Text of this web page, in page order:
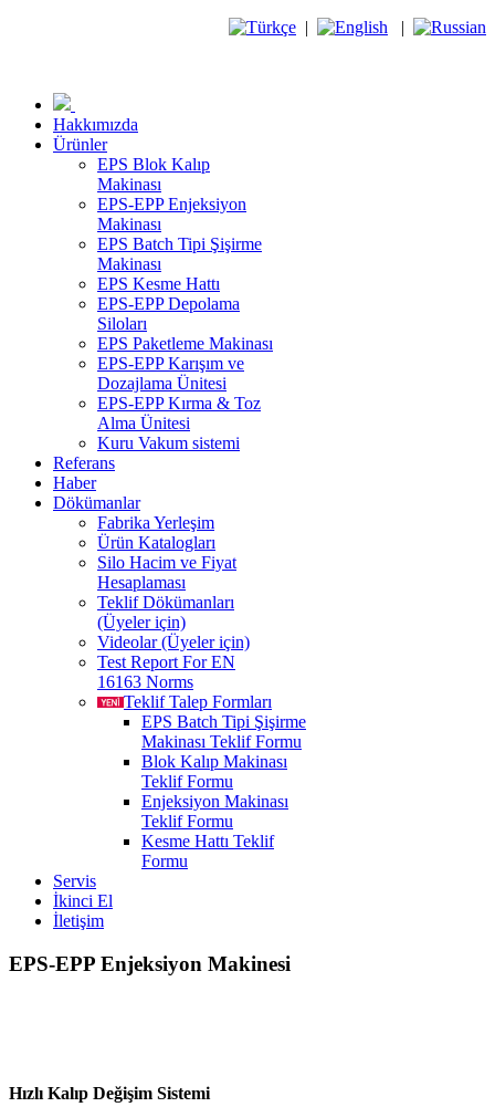
| |
Hakkımızda
Ürünler
EPS Blok Kalıp
Makinası
EPS-EPP Enjeksiyon
Makinası
EPS Batch Tipi Şişirme
Makinası
EPS Kesme Hattı
EPS-EPP Depolama
Siloları
EPS Paketleme Makinası
EPS-EPP Karışım ve
Dozajlama Ünitesi
EPS-EPP Kırma & Toz
Alma Ünitesi
Kuru Vakum sistemi
Referans
Haber
Dökümanlar
Fabrika Yerleşim
Ürün Katalogları
Silo Hacim ve Fiyat
Hesaplaması
Teklif Dökümanları
(Üyeler için)
Videolar (Üyeler için)
Test Report For EN
16163 Norms
Teklif Talep Formları
EPS Batch Tipi Şişirme
Makinası Teklif Formu
Blok Kalıp Makinası
Teklif Formu
Enjeksiyon Makinası
Teklif Formu
Kesme Hattı Teklif
Formu
Servis
İkinci El
İletişim
EPS-EPP Enjeksiyon Makinesi
Hızlı Kalıp Değişim Sistemi